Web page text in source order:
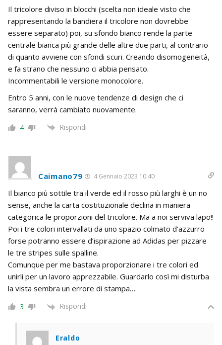
Il tricolore diviso in blocchi (scelta non ideale visto che
rappresentando la bandiera il tricolore non dovrebbe
essere separato) poi, su sfondo bianco rende la parte
centrale bianca più grande delle altre due parti, al contrario
di quanto avviene con sfondi scuri. Creando disomogeneità,
e fa strano che nessuno ci abbia pensato.
Incommentabili le versione monocolore.
Entro 5 anni, con le nuove tendenze di design che ci
saranno, verrà cambiato nuovamente.
4 Rispondi
Caimano79 4 Gennaio 2023 10:40
Il bianco più sottile tra il verde ed il rosso più larghi è un no
sense, anche la carta costituzionale declina in maniera
categorica le proporzioni del tricolore. Ma a noi serviva lapo!!
Poi i tre colori intervallati da uno spazio colmato d’azzurro
forse potranno essere d’ispirazione ad Adidas per pizzare
le tre stripes sulle spalline.
Comunque per me bastava proporzionare i tre colori ed
unirli per un lavoro apprezzabile. Guardarlo così mi disturba
la vista sembra un errore di stampa…
3 Rispondi
Eraldo